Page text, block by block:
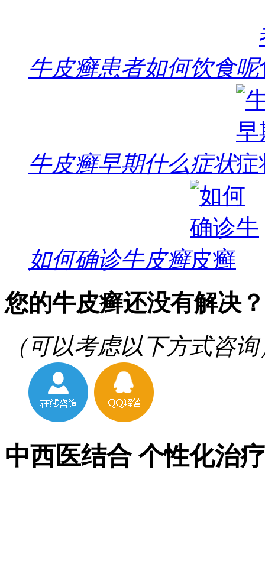
牛皮癣患者如何饮食呢
牛皮癣早期什么症状
如何确诊牛皮癣
您的牛皮癣还没有解决？
（可以考虑以下方式咨询
中西医结合 个性化治